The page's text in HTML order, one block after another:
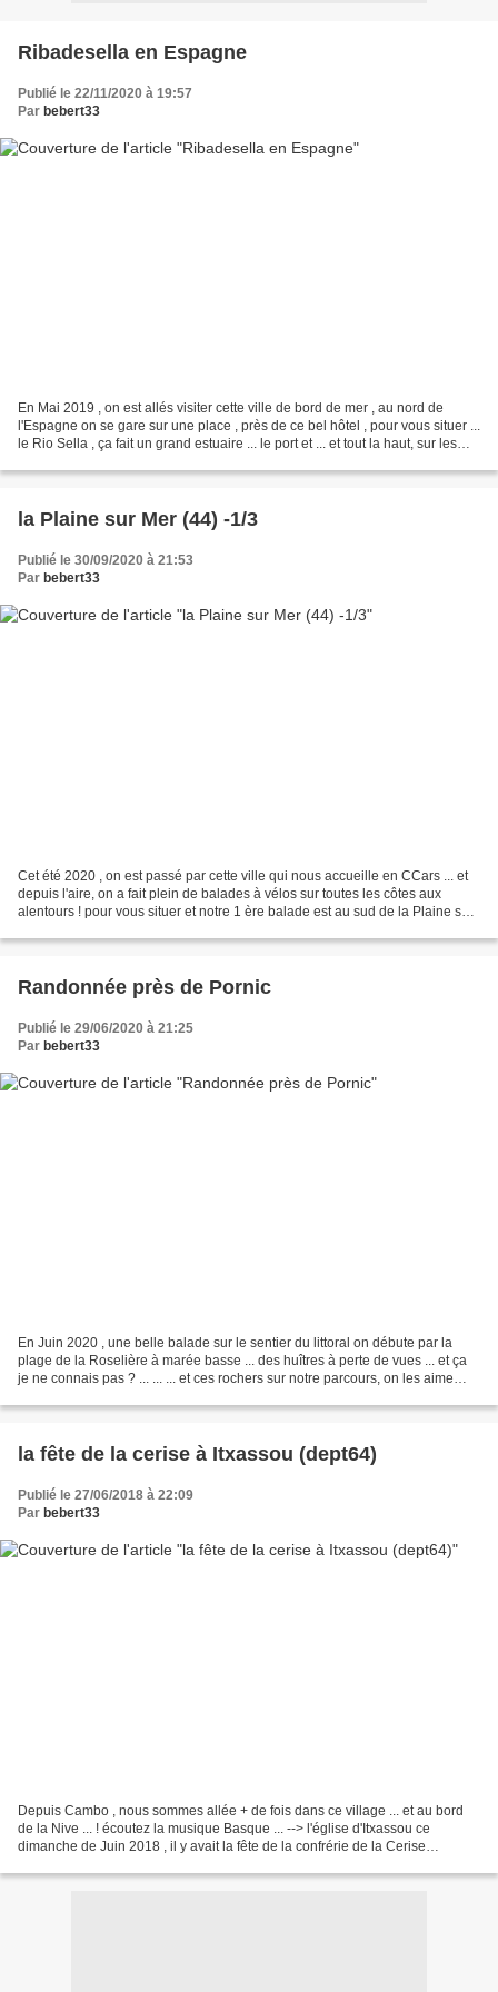
Ribadesella en Espagne
Publié le 22/11/2020 à 19:57
Par bebert33
En Mai 2019 , on est allés visiter cette ville de bord de mer , au nord de
l'Espagne on se gare sur une place , près de ce bel hôtel , pour vous situer ...
le Rio Sella , ça fait un grand estuaire ... le port et ... et tout la haut, sur les
la Plaine sur Mer (44) -1/3
Publié le 30/09/2020 à 21:53
Par bebert33
Cet été 2020 , on est passé par cette ville qui nous accueille en CCars ... et
depuis l'aire, on a fait plein de balades à vélos sur toutes les côtes aux
alentours ! pour vous situer et notre 1 ère balade est au sud de la Plaine sur
Randonnée près de Pornic
Publié le 29/06/2020 à 21:25
Par bebert33
En Juin 2020 , une belle balade sur le sentier du littoral on débute par la
plage de la Roselière à marée basse ... des huîtres à perte de vues ... et ça
je ne connais pas ? ... ... ... et ces rochers sur notre parcours, on les aime
la fête de la cerise à Itxassou (dept64)
Publié le 27/06/2018 à 22:09
Par bebert33
Depuis Cambo , nous sommes allée + de fois dans ce village ... et au bord
de la Nive ... ! écoutez la musique Basque ... --> l'église d'Itxassou ce
dimanche de Juin 2018 , il y avait la fête de la confrérie de la Cerise